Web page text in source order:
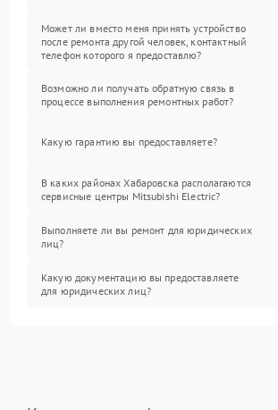
Может ли вместо меня принять устройство
после ремонта другой человек, контактный
телефон которого я предоставлю?
Возможно ли получать обратную связь в
процессе выполнения ремонтных работ?
Какую гарантию вы предоставляете?
В каких районах Хабаровска располагаются
сервисные центры Mitsubishi Electric?
Выполняете ли вы ремонт для юридических
лиц?
Какую документацию вы предоставляете
для юридических лиц?